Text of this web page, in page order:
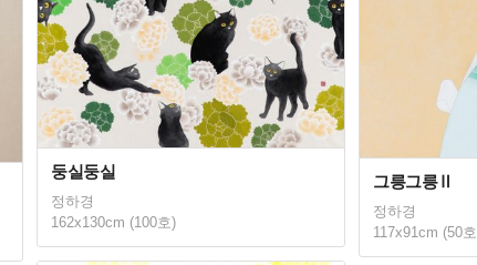
둥실둥실
정하경
162x130cm (100호)
그릉그릉Ⅱ
정하경
117x91cm (50